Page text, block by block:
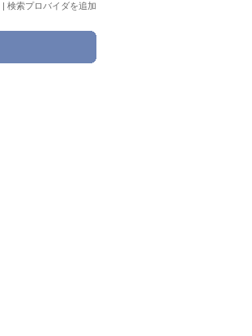
| 検索プロバイダを追加